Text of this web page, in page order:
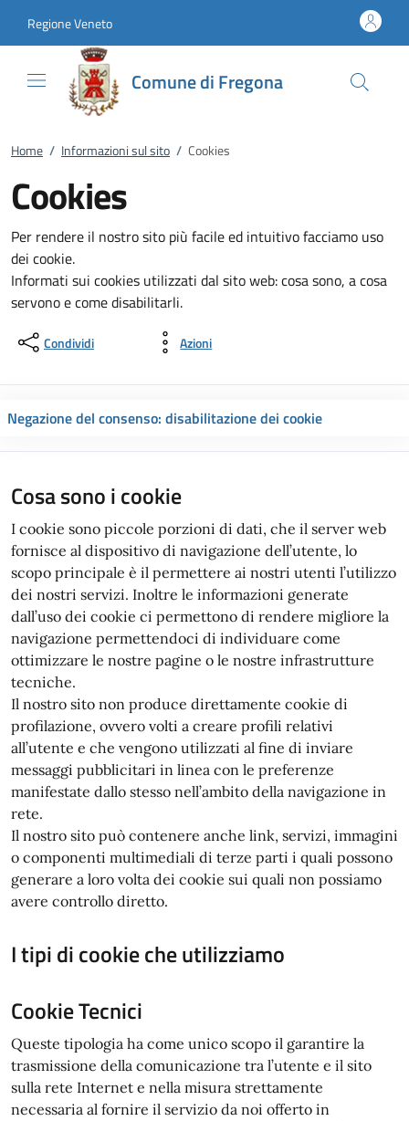
Regione Veneto
Comune di Fregona
Home / Informazioni sul sito / Cookies
Cookies
Per rendere il nostro sito più facile ed intuitivo facciamo uso
dei cookie.
Informati sui cookies utilizzati dal sito web: cosa sono, a cosa
servono e come disabilitarli.
Condividi Azioni
Negazione del consenso: disabilitazione dei cookie
Cosa sono i cookie
I cookie sono piccole porzioni di dati, che il server web
fornisce al dispositivo di navigazione dell’utente, lo
scopo principale è il permettere ai nostri utenti l’utilizzo
dei nostri servizi. Inoltre le informazioni generate
dall’uso dei cookie ci permettono di rendere migliore la
navigazione permettendoci di individuare come
ottimizzare le nostre pagine o le nostre infrastrutture
tecniche.
Il nostro sito non produce direttamente cookie di
profilazione, ovvero volti a creare profili relativi
all’utente e che vengono utilizzati al fine di inviare
messaggi pubblicitari in linea con le preferenze
manifestate dallo stesso nell’ambito della navigazione in
rete.
Il nostro sito può contenere anche link, servizi, immagini
o componenti multimediali di terze parti i quali possono
generare a loro volta dei cookie sui quali non possiamo
avere controllo diretto.
I tipi di cookie che utilizziamo
Cookie Tecnici
Queste tipologia ha come unico scopo il garantire la
trasmissione della comunicazione tra l’utente e il sito
sulla rete Internet e nella misura strettamente
necessaria al fornire il servizio da noi offerto in